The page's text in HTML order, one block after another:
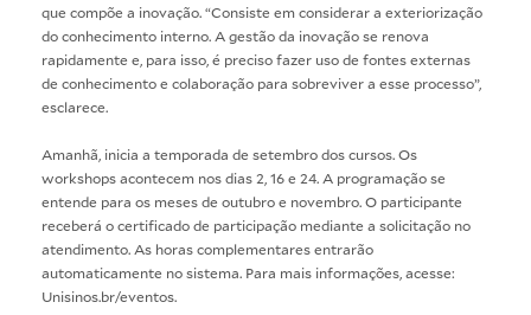
que compõe a inovação. “Consiste em considerar a exteriorização
do conhecimento interno. A gestão da inovação se renova
rapidamente e, para isso, é preciso fazer uso de fontes externas
de conhecimento e colaboração para sobreviver a esse processo”,
esclarece.
Amanhã, inicia a temporada de setembro dos cursos. Os
workshops acontecem nos dias 2, 16 e 24. A programação se
entende para os meses de outubro e novembro. O participante
receberá o certificado de participação mediante a solicitação no
atendimento. As horas complementares entrarão
automaticamente no sistema. Para mais informações, acesse:
Unisinos.br/eventos.